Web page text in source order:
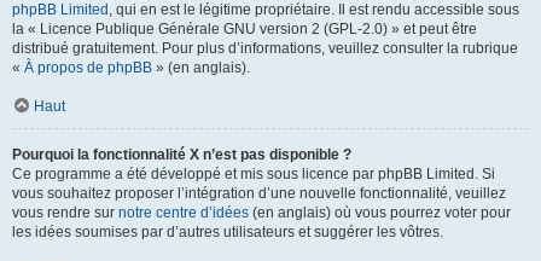
phpBB Limited , qui en est le légitime propriétaire. Il est rendu accessible sous
la « Licence Publique Générale GNU version 2 (GPL-2.0) » et peut être
distribué gratuitement. Pour plus d’informations, veuillez consulter la rubrique
« À propos de phpBB » (en anglais).
Haut
Pourquoi la fonctionnalité X n’est pas disponible ?
Ce programme a été développé et mis sous licence par phpBB Limited. Si
vous souhaitez proposer l’intégration d’une nouvelle fonctionnalité, veuillez
vous rendre sur notre centre d’idées (en anglais) où vous pourrez voter pour
les idées soumises par d’autres utilisateurs et suggérer les vôtres.